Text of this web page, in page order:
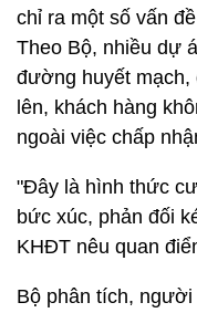
chỉ ra một số vấn
Theo Bộ, nhiều dự
đường huyết mạch,
lên, khách hàng
ngoài việc chấp
"Đây là hình thức
bức xúc, phản đối
KHĐT nêu quan
Bộ phân tích,